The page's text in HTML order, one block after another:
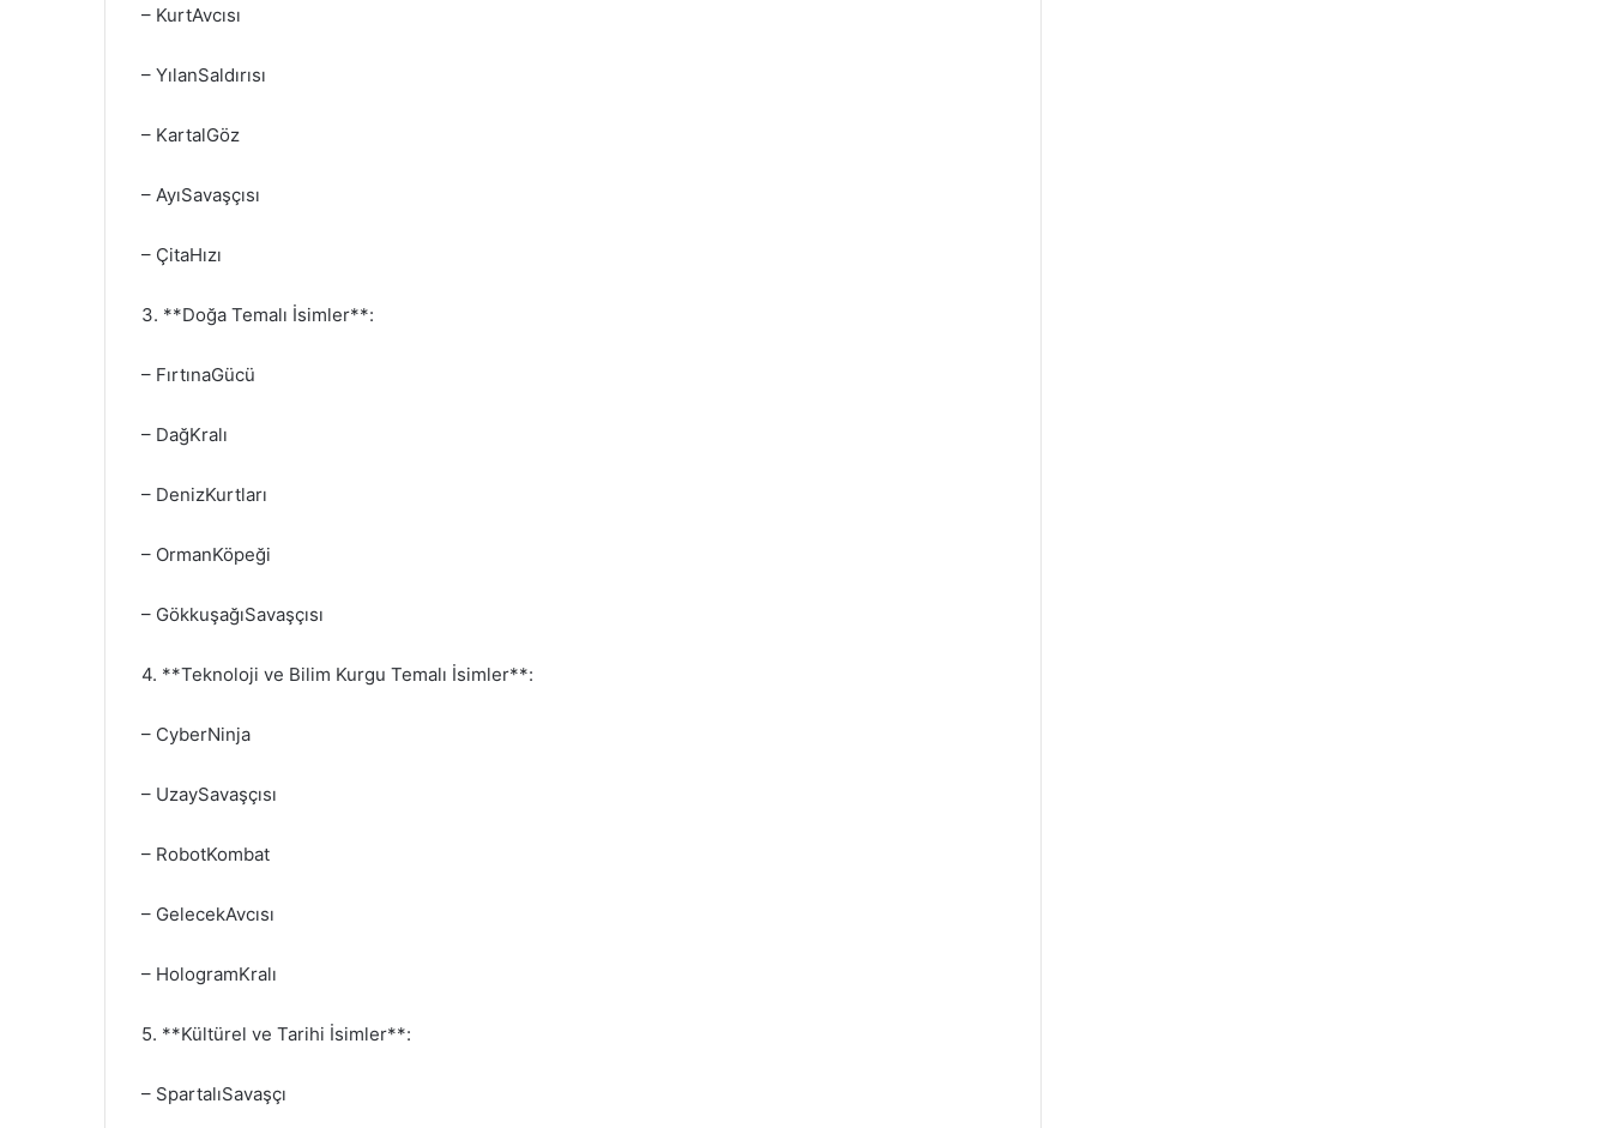
– KurtAvcısı
– YılanSaldırısı
– KartalGöz
– AyıSavaşçısı
– ÇitaHızı
3. **Doğa Temalı İsimler**:
– FırtınaGücü
– DağKralı
– DenizKurtları
– OrmanKöpeği
– GökkuşağıSavaşçısı
4. **Teknoloji ve Bilim Kurgu Temalı İsimler**:
– CyberNinja
– UzaySavaşçısı
– RobotKombat
– GelecekAvcısı
– HologramKralı
5. **Kültürel ve Tarihi İsimler**:
– SpartalıSavaşçı